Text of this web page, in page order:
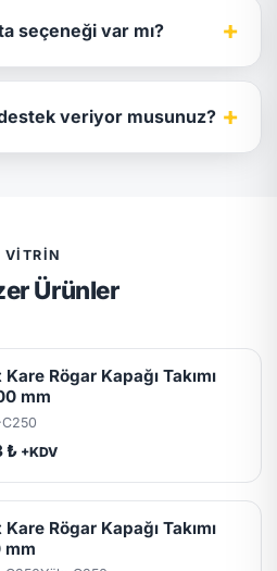
seçeneği var mı? +
veriyor musunuz? +
VITRIN
Ürünler
Rögar Kapağı Takımı
mm
₺ +KDV
Rögar Kapağı Takımı